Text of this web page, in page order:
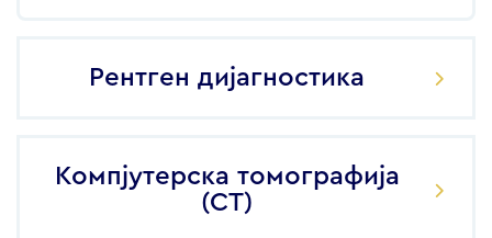
Рентген дијагностика
Компјутерска томографија
(CT)